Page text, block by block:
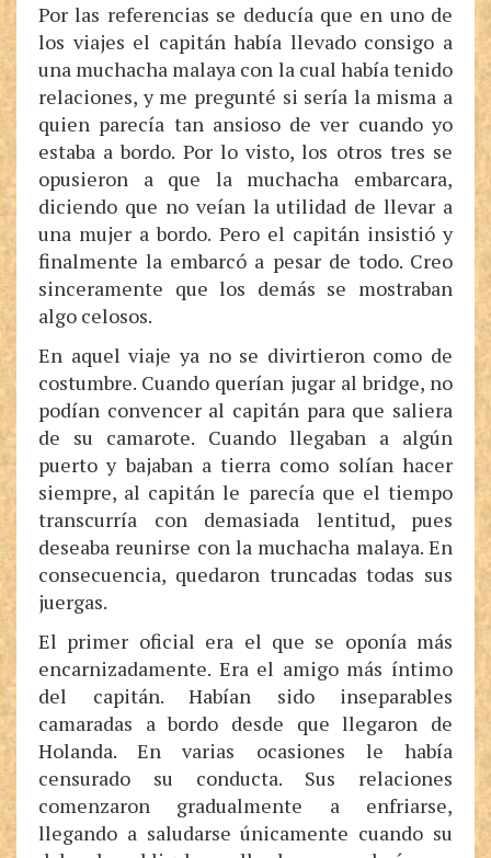
Por las referencias se deducía que en uno de
los viajes el capitán había llevado consigo a
una muchacha malaya con la cual había tenido
relaciones, y me pregunté si sería la misma a
quien parecía tan ansioso de ver cuando yo
estaba a bordo. Por lo visto, los otros tres se
opusieron a que la muchacha embarcara,
diciendo que no veían la utilidad de llevar a
una mujer a bordo. Pero el capitán insistió y
finalmente la embarcó a pesar de todo. Creo
sinceramente que los demás se mostraban
algo celosos.
En aquel viaje ya no se divirtieron como de
costumbre. Cuando querían jugar al bridge, no
podían convencer al capitán para que saliera
de su camarote. Cuando llegaban a algún
puerto y bajaban a tierra como solían hacer
siempre, al capitán le parecía que el tiempo
transcurría con demasiada lentitud, pues
deseaba reunirse con la muchacha malaya. En
consecuencia, quedaron truncadas todas sus
juergas.
El primer oficial era el que se oponía más
encarnizadamente. Era el amigo más íntimo
del capitán. Habían sido inseparables
camaradas a bordo desde que llegaron de
Holanda. En varias ocasiones le había
censurado su conducta. Sus relaciones
comenzaron gradualmente a enfriarse,
llegando a saludarse únicamente cuando su